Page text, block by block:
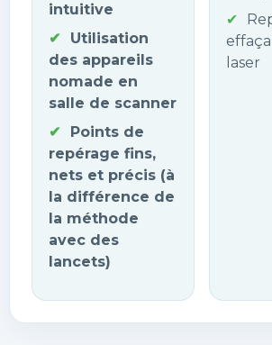
intuitive
Utilisation
des appareils
nomade en
salle de scanner
Points de
repérage fins,
nets et précis (à
la différence de
la méthode
avec des
lancets)
laser